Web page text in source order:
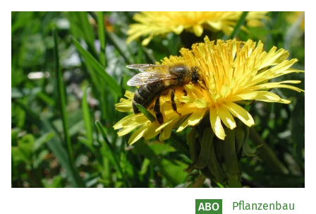
ABO Pflanzenbau